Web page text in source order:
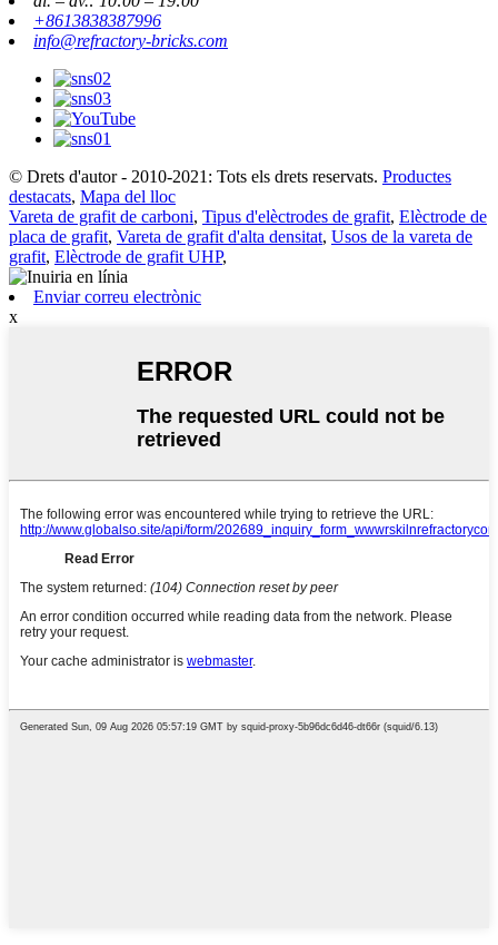
+8613838387996
info@refractory-bricks.com
© Drets d'autor - 2010-2021: Tots els drets reservats. Productes
destacats, Mapa del lloc
Vareta de grafit de carboni, Tipus d'elèctrodes de grafit, Elèctrode de
placa de grafit, Vareta de grafit d'alta densitat, Usos de la vareta de
grafit, Elèctrode de grafit UHP,
Enviar correu electrònic
x